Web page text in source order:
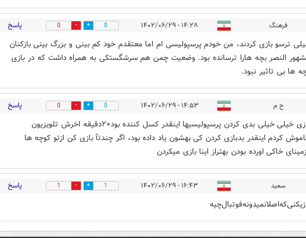
فرهنگ ۱۴:۲۸ - ۱۴۰۲/۰۶/۲۹ 0
0 پاسخ
ترسو بازی کردند، من خودم پرسپولیسی ام اما معتقدم خود کم بینی و بزرگ بینی بازکنان
النصر بچه هارا ترسانده بود. وضعیت چمن هم سرشگستکی به همراه داشت که در بازی
ها بی تاثیر نبود.
ح م ۱۴:۵۳ - ۱۴۰۲/۰۶/۲۹ 0
0 پاسخ
بازی خیلی خیلی بدی کردن پرسپولیسیها اینقدر کسل کننده بود۲۰دقیقه اخرش تلویزیون
کردم اینقدر بدبازی کردن کی بهشون یاد داده بود، اگر چندتآ بازی کن ازتو کوچه ها
خاکی اورده بودن بهتراز اینا بازی میکردن
سعید ۱۶:۴۳ - ۱۴۰۲/۰۶/۲۹ 1
1 پاسخ